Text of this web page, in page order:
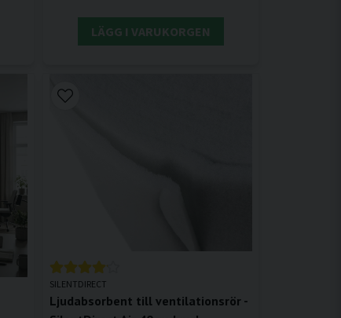
LÄGG I VARUKORGEN
SILENTDIRECT
Ljudabsorbent till ventilationsrör -